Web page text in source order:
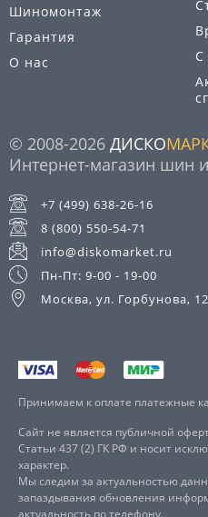
Шиномонтаж
Гарантия
О нас
С
© 2008-2026 ДИСКО
Интернет-магазин шин
+7 (499) 638-26-16
8 (800) 550-54-71
info@diskomarket.ru
Пн-Пт: 9-00 - 19-00
Москва, ул. Горбунова,
Принимаем к оплате платежные
Сайт не является публичной
Статьи 437 (2) ГК РФ и носит
характер.
Мы следим за актуальностью
запаздывания обновления
актуальность по телефону.